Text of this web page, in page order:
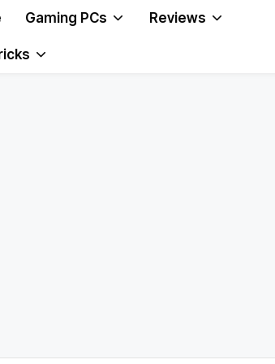
Gaming PCs Reviews